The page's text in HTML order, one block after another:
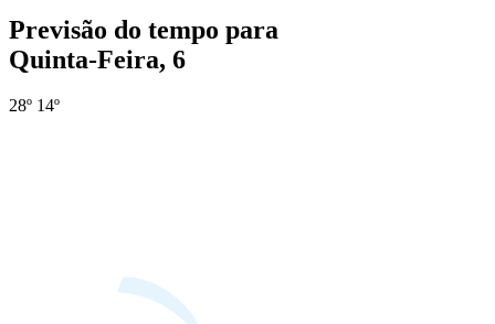
Previsão do tempo para
Quinta-Feira, 6
28º 14º